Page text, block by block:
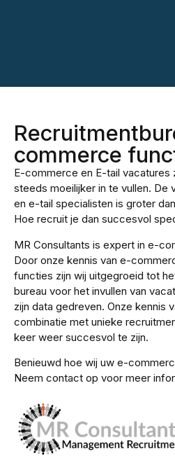
commerce
E-commerce en E-tail vacatures
steeds moeilijker in te vullen. De
en e-tail specialisten is groter
Hoe recruit je dan succesvol
MR Consultants is expert in e-
Door onze kennis van e-
functies zijn wij uitgegroeid tot
bureau voor het invullen van
zijn data gedreven. Onze kennis
combinatie met unieke
keer weer succesvol te zijn.
Benieuwd hoe wij uw e-
Neem contact op voor meer